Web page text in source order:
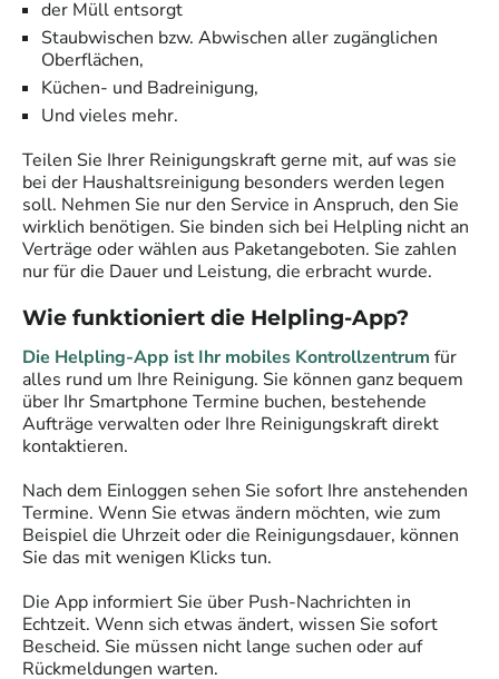
der Müll entsorgt
Staubwischen bzw. Abwischen aller zugänglichen
Oberflächen,
Küchen- und Badreinigung,
Und vieles mehr.
Teilen Sie Ihrer Reinigungskraftgerne mit, auf was sie
bei der Haushaltsreinigung besonders werden legen
soll. Nehmen Sie nur den Service in Anspruch, den Sie
wirklich benötigen. Sie binden sich bei Helpling nicht an
Verträge oder wählen aus Paketangeboten. Sie zahlen
nur für die Dauer und Leistung, die erbracht wurde.
Wie funktioniert die Helpling-App?
Die Helpling-App ist Ihr mobiles Kontrollzentrum für
alles rund um Ihre Reinigung. Sie können ganz bequem
über Ihr Smartphone Termine buchen, bestehende
Aufträge verwalten oder Ihre Reinigungskraft direkt
kontaktieren.
Nach dem Einloggen sehen Sie sofort Ihre anstehenden
Termine. Wenn Sie etwas ändern möchten, wie zum
Beispiel die Uhrzeit oder die Reinigungsdauer, können
Sie das mit wenigen Klicks tun.
Die App informiert Sie über Push-Nachrichten in
Echtzeit. Wenn sich etwas ändert, wissen Sie sofort
Bescheid. Sie müssen nicht lange suchen oder auf
Rückmeldungen warten.